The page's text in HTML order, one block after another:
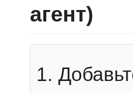
агент)